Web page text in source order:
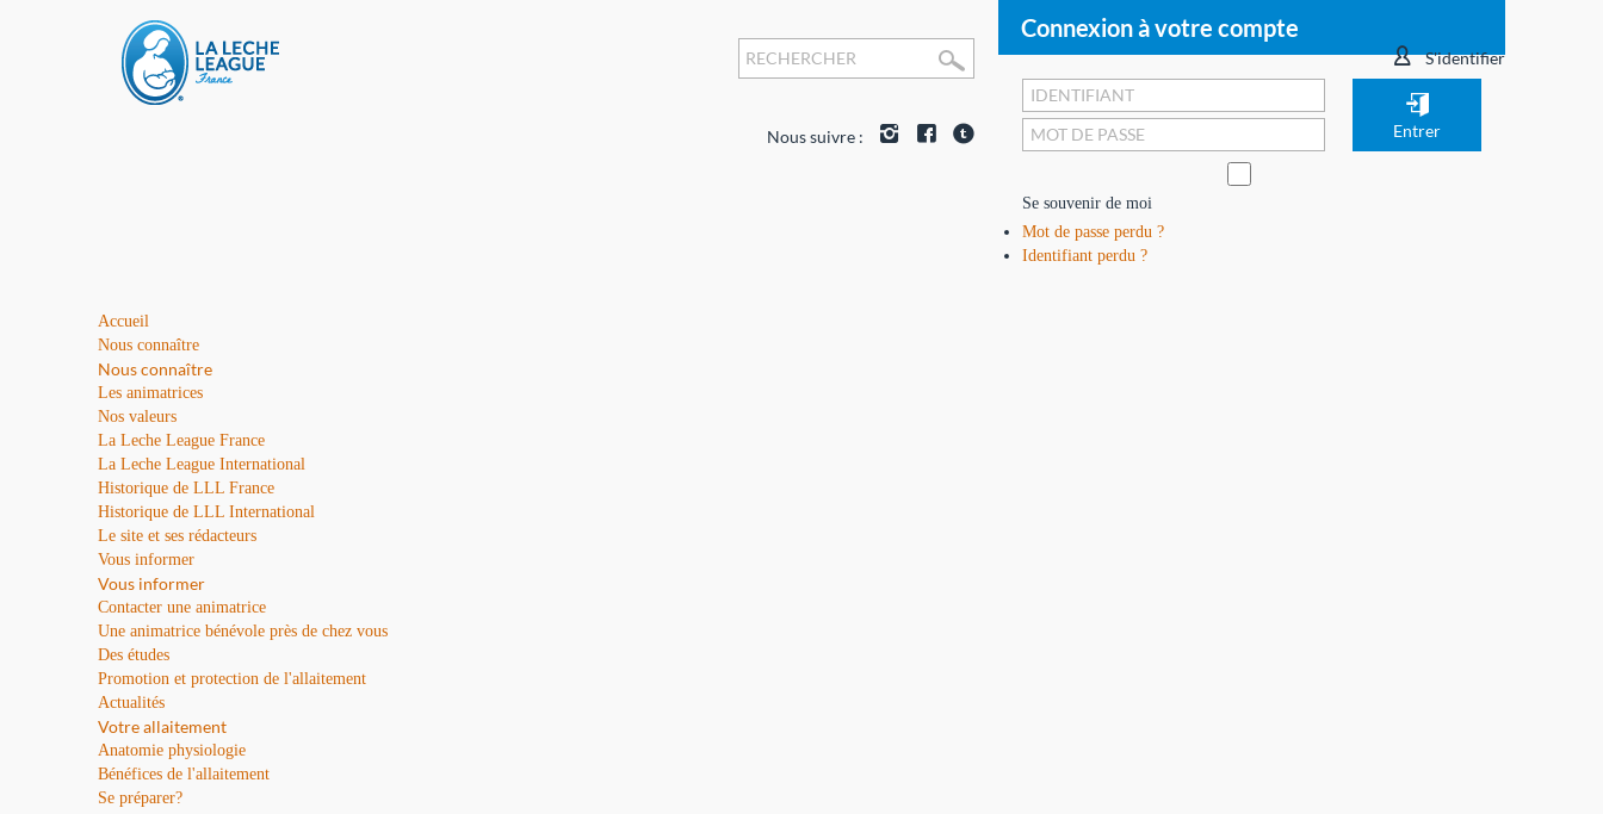
S'identifier
Connexion à votre compte
Se souvenir de moi
Mot de passe perdu ?
Identifiant perdu ?
Nous suivre :
Accueil
Nous connaître
Nous connaître
Les animatrices
Nos valeurs
La Leche League France
La Leche League International
Historique de LLL France
Historique de LLL International
Le site et ses rédacteurs
Vous informer
Vous informer
Contacter une animatrice
Une animatrice bénévole près de chez vous
Des études
Promotion et protection de l'allaitement
Actualités
Votre allaitement
Anatomie physiologie
Bénéfices de l'allaitement
Se préparer?